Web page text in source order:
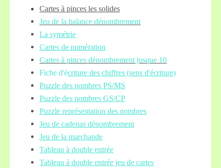
Cartes à pinces les solides
Jeu de la balance dénombrement
La symétrie
Cartes de numération
Cartes à pinces dénombrement jusque 10
Fiche d'écriture des chiffres (sens d'écriture)
Puzzle des nombres PS/MS
Puzzle des nombres GS/CP
Puzzle représentation des nombres
Jeu de cadenas dénombrement
Jeu de la marchande
Tableau à double entrée
Tableau à double entrée jeu de cartes